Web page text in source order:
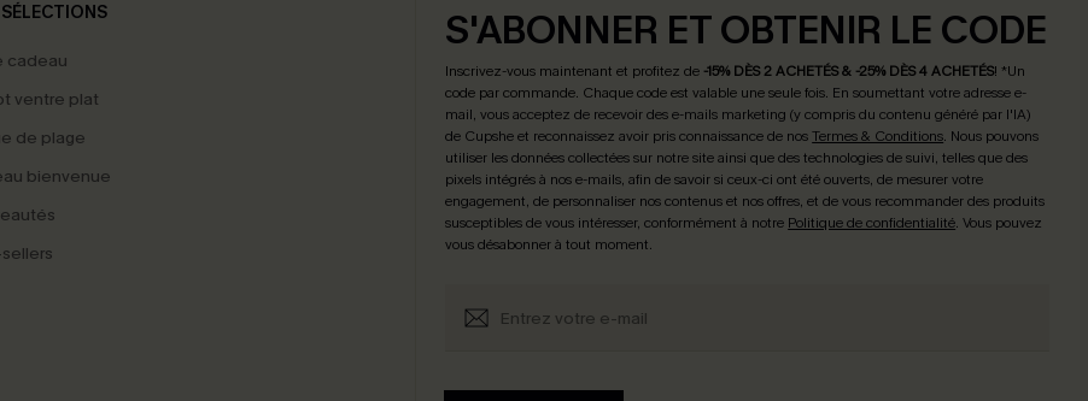
cadeau
ventre plat
de plage
bienvenue
S'ABONNER ET OBTENIR LE CODE
Inscrivez-vous maintenant et profitez de -15% DÈS 2 ACHETÉS & -25% DÈS 4 ACHETÉS! *Un
code par commande. Chaque code est valable une seule fois. En soumettant votre adresse e-
mail, vous acceptez de recevoir des e-mails marketing (y compris du contenu généré par l'IA)
de Cupshe et reconnaissez avoir pris connaissance de nosTermes & Conditions. Nous pouvons
utiliser les données collectées sur notre site ainsi que des technologies de suivi, telles que des
pixels intégrés à nos e-mails, afin de savoir si ceux-ci ont été ouverts, de mesurer votre
engagement, de personnaliser nos contenus et nos offres, et de vous recommander des produits
susceptibles de vous intéresser, conformément à notre Politique de confidentialité. Vous pouvez
vous désabonner à tout moment.